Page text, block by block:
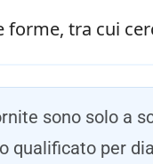
forme, tra cui
sono solo a
qualificato per